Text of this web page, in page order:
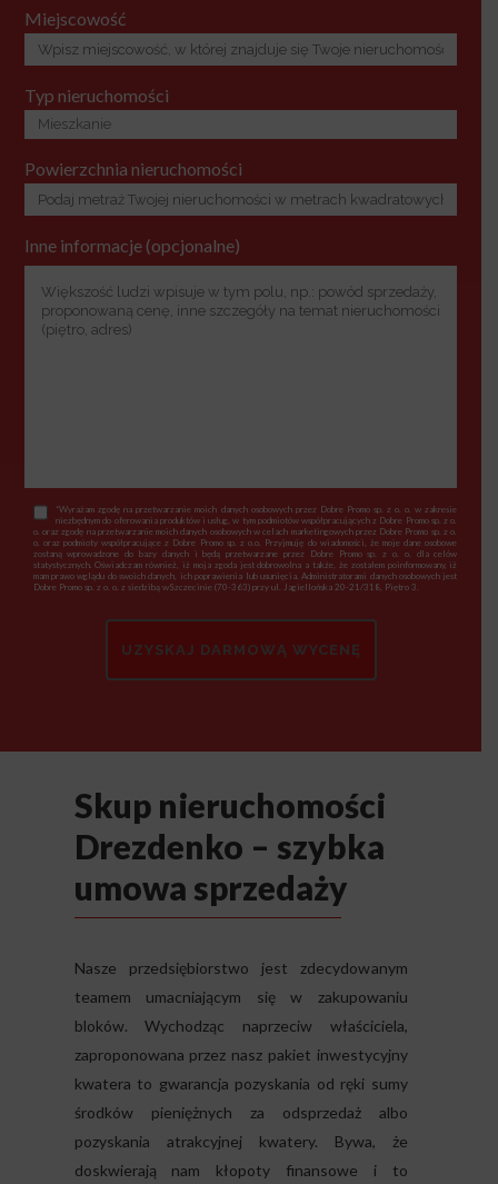
Miejscowość
Typ nieruchomości
Powierzchnia nieruchomości
Inne informacje (opcjonalne)
*Wyrażam zgodę na przetwarzanie moich danych osobowych przez Dobre Promo sp. z o. o. w zakresie
niezbędnym do oferowania produktów i usług, w tym podmiotów współpracujących z Dobre Promo sp. z o.
o. oraz zgodę na przetwarzanie moich danych osobowych w celach marketingowych przez Dobre Promo sp. z o.
o. oraz podmioty współpracujące z Dobre Promo sp. z o.o. Przyjmuję do wiadomości, że moje dane osobowe
zostaną wprowadzone do bazy danych i będą przetwarzane przez Dobre Promo sp. z o. o. dla celów
statystycznych. Oświadczam również, iż moja zgoda jest dobrowolna a także, że zostałem poinformowany, iż
mam prawo wglądu do swoich danych, ich poprawienia lub usunięcia. Administratorami danych osobowych jest
Dobre Promo sp. z o. o. z siedzibą wSzczecinie (70-363) przy ul. Jagiellońska 20-21/318, Piętro 3.
Skup nieruchomości
Drezdenko – szybka
umowa sprzedaży
Nasze przedsiębiorstwo jest zdecydowanym
teamem umacniającym się w zakupowaniu
bloków. Wychodząc naprzeciw właściciela,
zaproponowana przez nasz pakiet inwestycyjny
kwatera to gwarancja pozyskania od ręki sumy
środków pieniężnych za odsprzedaż albo
pozyskania atrakcyjnej kwatery. Bywa, że
doskwierają nam kłopoty finansowe i to